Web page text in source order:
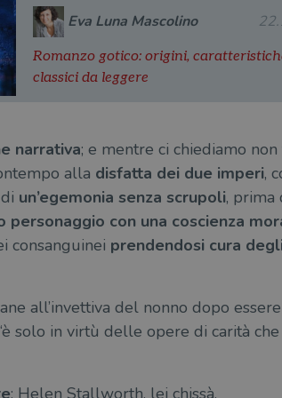
Eva Luna Mascolino
Romanzo gotico: origini,
classici da leggere
narrativa; e mentre ci chiediamo
alla disfatta dei due imperi,
un’egemonia senza scrupoli, prima
personaggio con una coscienza
consanguinei prendendosi cura
all’invettiva del nonno dopo
solo in virtù delle opere di carità
; Helen Stallworth, lei chissà.